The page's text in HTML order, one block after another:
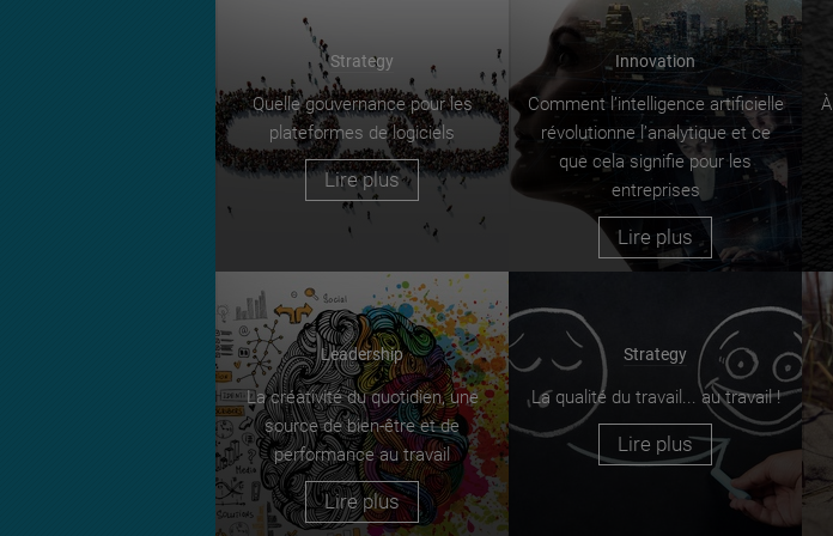
Strategy
Quelle gouvernance pour les
plateformes de logiciels
Lire plus
Innovation
Comment l’intelligence artificielle
révolutionne l’analytique et ce
que cela signifie pour les
entreprises
Lire plus
Leadership
La créativité du quotidien, une
source de bien-être et de
performance au travail
Lire plus
Strategy
La qualité du travail... au travail !
Lire plus